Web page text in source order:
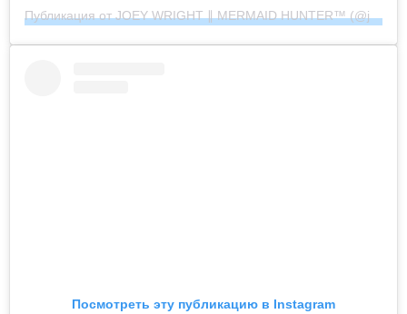
Публикация от JOEY WRIGHT ∥ MERMAID HUNTER™︎ (@joeywrightphoto)
Посмотреть эту публикацию в Instagram